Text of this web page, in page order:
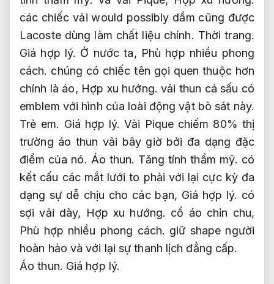
các chiếc vải would possibly dầm cũng được
Lacoste dùng làm chất liệu chính. Thời trang.
Giá hợp lý. Ở nước ta, Phù hợp nhiều phong
cách. chúng có chiếc tên gọi quen thuộc hơn
chính là áo, Hợp xu hướng. vải thun cá sấu có
emblem với hình của loài động vật bò sát này.
Trẻ em. Giá hợp lý. Vải Pique chiếm 80% thị
trường áo thun vải bây giờ bởi đa dạng đặc
điểm của nó. Áo thun. Tăng tính thẩm mỹ. có
kết cấu các mắt lưới to phải với lại cực kỳ đa
dạng sự dễ chịu cho các bạn, Giá hợp lý. có
sợi vải dày, Hợp xu hướng. cổ áo chỉn chu,
Phù hợp nhiều phong cách. giữ shape người
hoàn hảo và với lại sự thanh lịch đẳng cấp.
Áo thun. Giá hợp lý.